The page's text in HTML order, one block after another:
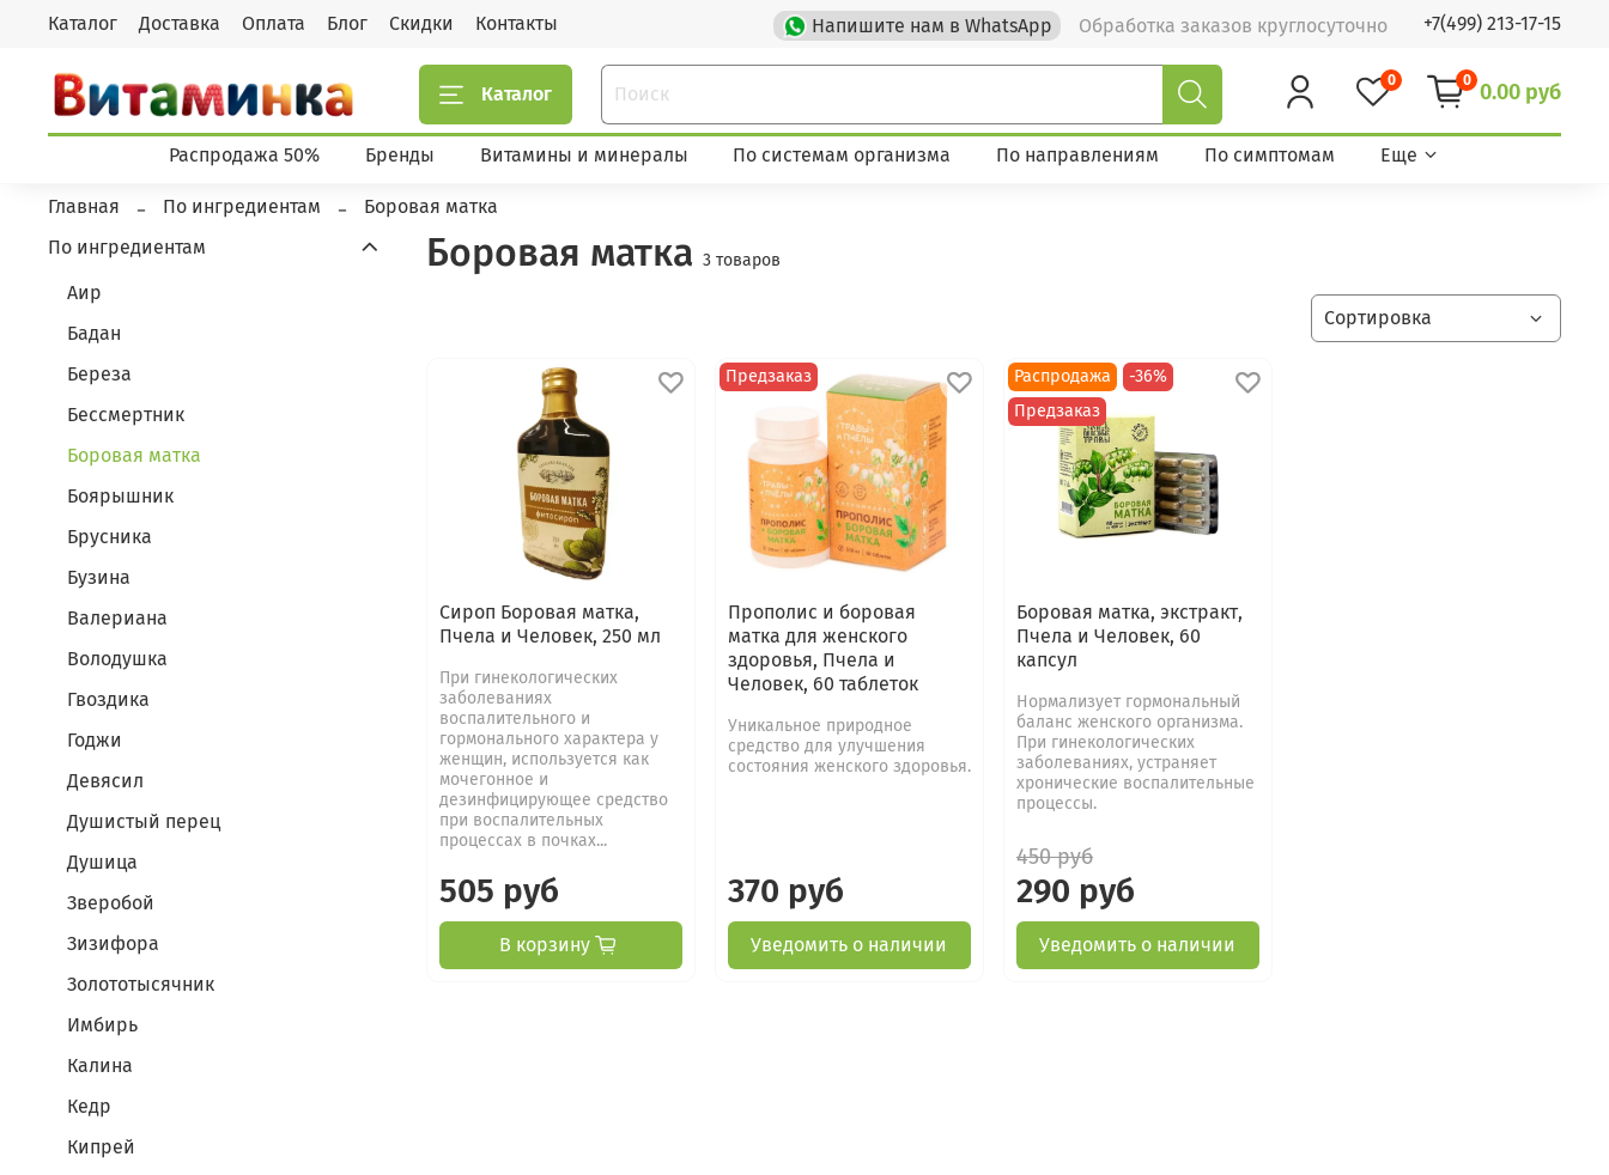
Каталог Доставка Оплата Блог Скидки Контакты Напишите нам в WhatsApp Обработка заказов круглосуточно +7(499) 213-17-15
Каталог
0 0 0.00 руб
Распродажа 50% Бренды Витамины и минералы По системам организма По направлениям По симптомам Еще
Главная По ингредиентам Боровая матка
Боровая матка 3 товаров
Сироп Боровая матка,
Пчела и Человек, 250 мл
При гинекологических
заболеваниях
воспалительного и
гормонального характера у
женщин, используется как
мочегонное и
дезинфицирующее средство
при воспалительных
процессах в почках...
505 руб
В корзину
Предзаказ
Прополис и боровая
матка для женского
здоровья, Пчела и
Человек, 60 таблеток
Уникальное природное
средство для улучшения
состояния женского здоровья.
370 руб
Уведомить о наличии
Распродажа
-36%
Предзаказ
Боровая матка, экстракт,
Пчела и Человек, 60
капсул
Нормализует гормональный
баланс женского организма.
При гинекологических
заболеваниях, устраняет
хронические воспалительные
процессы.
450 руб
290 руб
Уведомить о наличии
По ингредиентам
Аир
Бадан
Береза
Бессмертник
Боровая матка
Боярышник
Брусника
Бузина
Валериана
Володушка
Гвоздика
Годжи
Девясил
Душистый перец
Душица
Зверобой
Зизифора
Золототысячник
Имбирь
Калина
Кедр
Кипрей